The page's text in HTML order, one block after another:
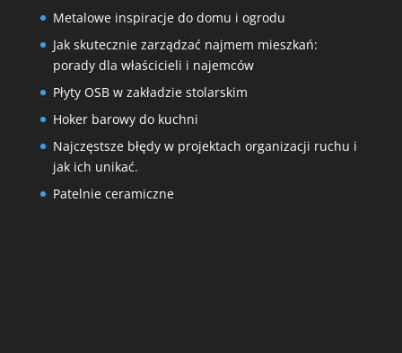
Metalowe inspiracje do domu i ogrodu
Jak skutecznie zarządzać najmem mieszkań:
porady dla właścicieli i najemców
Płyty OSB w zakładzie stolarskim
Hoker barowy do kuchni
Najczęstsze błędy w projektach organizacji ruchu i
jak ich unikać.
Patelnie ceramiczne